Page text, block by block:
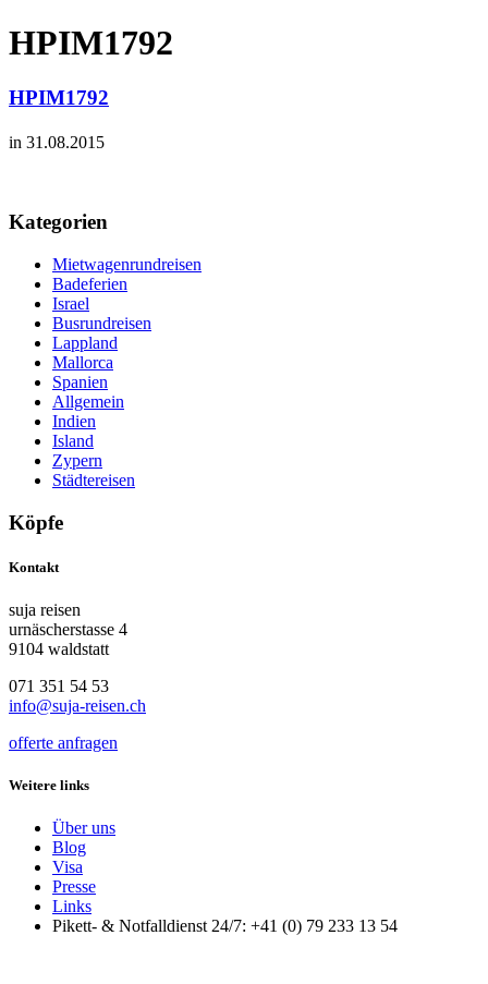
HPIM1792
HPIM1792
in 31.08.2015
Kategorien
Mietwagenrundreisen
Badeferien
Israel
Busrundreisen
Lappland
Mallorca
Spanien
Allgemein
Indien
Island
Zypern
Städtereisen
Köpfe
Kontakt
suja reisen
urnäscherstasse 4
9104 waldstatt
071 351 54 53
info@suja-reisen.ch
offerte anfragen
Weitere links
Über uns
Blog
Visa
Presse
Links
Pikett- & Notfalldienst 24/7: +41 (0) 79 233 13 54